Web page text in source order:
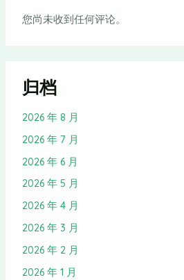
您尚未收到任何评论。
归档
2026 年 8 月
2026 年 7 月
2026 年 6 月
2026 年 5 月
2026 年 4 月
2026 年 3 月
2026 年 2 月
2026 年 1 月